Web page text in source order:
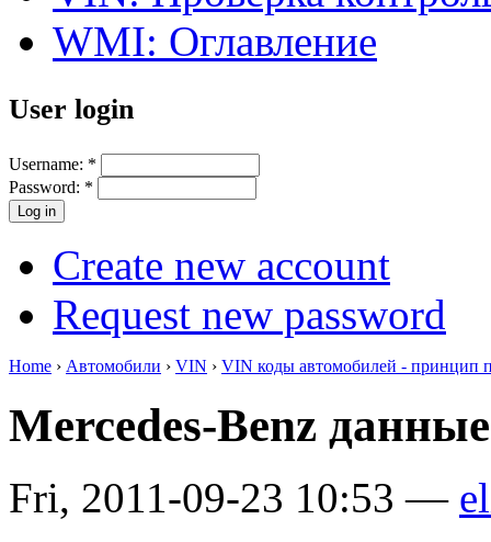
WMI: Оглавление
User login
Username: *
Password: *
Create new account
Request new password
Home › Автомобили › VIN › VIN коды автомобилей - принцип
Mercedes-Benz
Fri, 2011-09-23 10:53 —